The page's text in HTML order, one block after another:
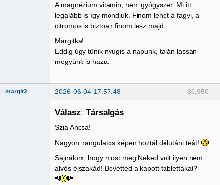
A magnézium vitamin, nem gyógyszer. Mi itt
legalább is így mondjuk. Finom lehet a fagyi, a
citromos is biztoan finom lesz majd.
Margitka!
Eddig úgy tűnik nyugis a napunk, talán lassan
megyünk is haza.
30,950
margit2 2026-06-04 17:57:48
Válasz: Társalgás
Szia Ancsa!
Nagyon hangulatos képen hoztál délutáni teát!
Sajnálom, hogy most meg Neked volt ilyen nem
alvós éjszakád! Bevetted a kapott tablettákat?